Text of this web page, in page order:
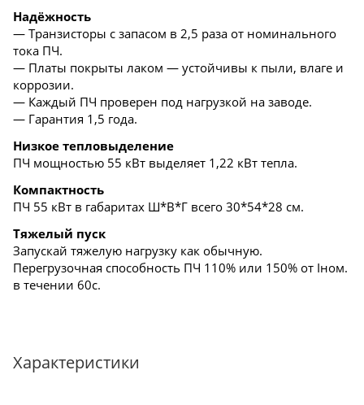
Надёжность
— Транзисторы с запасом в 2,5 раза от номинального
тока ПЧ.
— Платы покрыты лаком — устойчивы к пыли, влаге и
коррозии.
— Каждый ПЧ проверен под нагрузкой на заводе.
— Гарантия 1,5 года.
Низкое тепловыделение
ПЧ мощностью 55 кВт выделяет 1,22 кВт тепла.
Компактность
ПЧ 55 кВт в габаритах Ш*В*Г всего 30*54*28 см.
Тяжелый пуск
Запускай тяжелую нагрузку как обычную.
Перегрузочная способность ПЧ 110% или 150% от Iном.
в течении 60с.
Характеристики